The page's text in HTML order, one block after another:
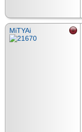
MiTYAi